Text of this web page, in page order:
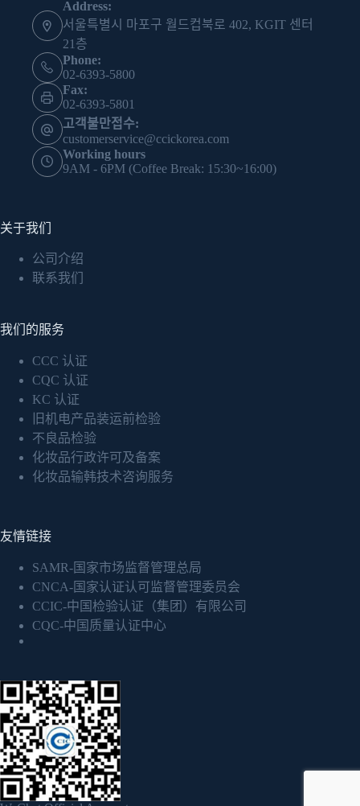
Address:
서울특별시 마포구 월드컵북로 402, KGIT 센터
21층
Phone:
02-6393-5800
Fax:
02-6393-5801
고객불만접수:
customerservice@ccickorea.com
Working hours
9AM - 6PM (Coffee Break: 15:30~16:00)
关于我们
公司介绍
联系我们
我们的服务
CCC 认证
CQC 认证
KC 认证
旧机电产品装运前检验
不良品检验
化妆品行政许可及备案
化妆品输韩技术咨询服务
友情链接
SAMR-国家市场监督管理总局
CNCA-国家认证认可监督管理委员会
CCIC-中国检验认证（集团）有限公司
CQC-中国质量认证中心